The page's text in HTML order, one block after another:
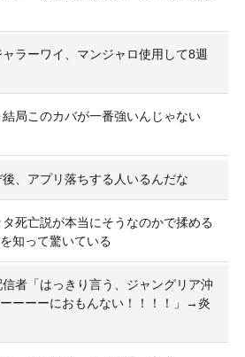
ャラーワイ、マンジャロ使用して8週
結局このカバが一番強いんじゃない
後、アプリ落ちする人いるんだな
死亡説が本当にそうなのかで揉める
知って驚いている
信者「はっきり言う、ジャングリア沖
ーーーにおもんない！！！！」→炎